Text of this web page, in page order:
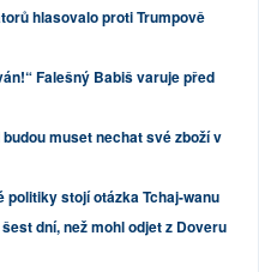
hlasovalo proti Trumpově
Falešný Babiš varuje před
muset nechat své zboží v
stojí otázka Tchaj-wanu
dní, než mohl odjet z Doveru